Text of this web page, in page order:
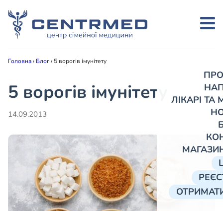
ЛІКАРІ
Головна› Блог› 5 ворогів імунітету
5 ворогів імунітету
14.09.2013